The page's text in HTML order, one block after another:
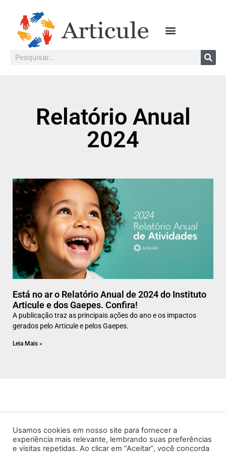
Relatório Anual
2024
Está no ar o Relatório Anual de 2024 do Instituto
Articule e dos Gaepes. Confira!
A publicação traz as principais ações do ano e os impactos
gerados pelo Articule e pelos Gaepes.
Leia Mais »
Usamos cookies em nosso site para fornecer a
experiência mais relevante, lembrando suas preferências
e visitas repetidas. Ao clicar em “Aceitar”, você concorda